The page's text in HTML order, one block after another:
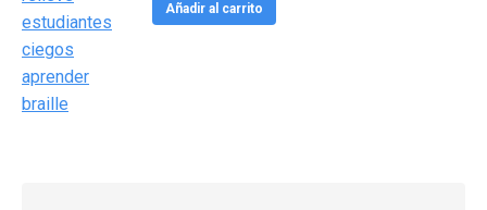
Añadir al carrito